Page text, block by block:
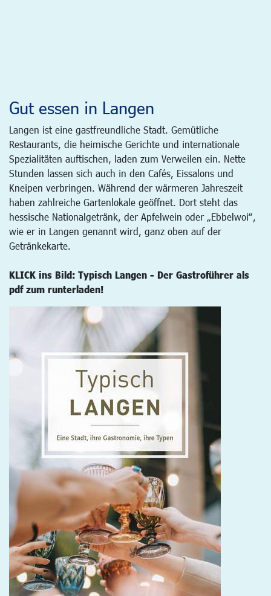
Gut essen in Langen
Langen ist eine gastfreundliche Stadt. Gemütliche
Restaurants, die heimische Gerichte und internationale
Spezialitäten auftischen, laden zum Verweilen ein. Nette
Stunden lassen sich auch in den Cafés, Eissalons und
Kneipen verbringen. Während der wärmeren Jahreszeit
haben zahlreiche Gartenlokale geöffnet. Dort steht das
hessische Nationalgetränk, der Apfelwein oder „Ebbelwoi“,
wie er in Langen genannt wird, ganz oben auf der
Getränkekarte.
KLICK ins Bild: Typisch Langen - Der Gastroführer als
pdf zum runterladen!